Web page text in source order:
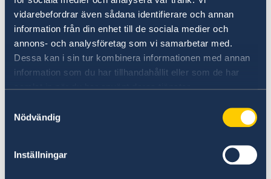
vidarebefordrar även sådana identifierare och annan
information från din enhet till de sociala medier och
annons- och analysföretag som vi samarbetar med.
Dessa kan i sin tur kombinera informationen med annan
information som du har tillhandahållit eller som de har
samlat in när du har använt deras tjänster.
Nödvändig
Inställningar
zviedru uzņēmumiem attiecībā uz šķēršļiem
tirdzniecības jautājumos.
Vai Jūs vai Jūsu uzņēmums ir
Šādā gadījumā nevilcinieties un sazinieties ar
mums. Rakstiem mums uz zemāk norādīto e-
pasta adresi. Norādiet: